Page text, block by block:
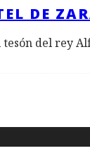
DE
del rey